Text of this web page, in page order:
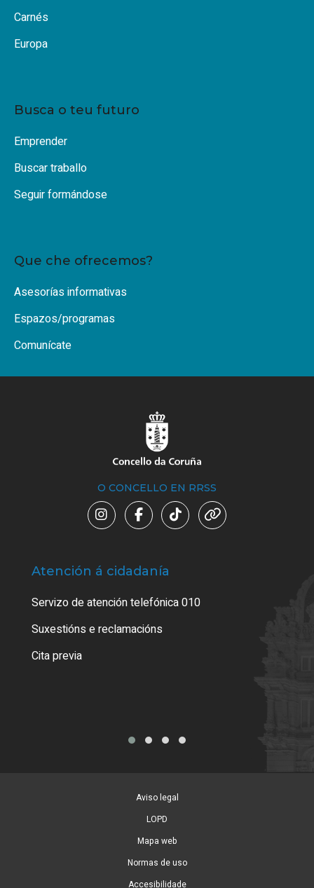
Carnés
Europa
Busca o teu futuro
Emprender
Buscar traballo
Seguir formándose
Que che ofrecemos?
Asesorías informativas
Espazos/programas
Comunícate
O CONCELLO EN RRSS
Atención á cidadanía
Servizo de atención telefónica 010
Suxestións e reclamacións
Cita previa
Aviso legal
LOPD
Mapa web
Normas de uso
Accesibilidade